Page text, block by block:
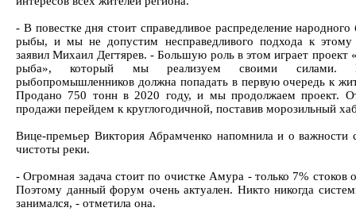
- В повестке дня стоит справедливое распределение народного
рыбы, и мы не допустим несправедливого подхода к этому
заявил Михаил Дегтярев. - Большую роль в этом играет проект
рыба», который мы реализуем своими силами.
рыбопромышленников должна попадать в первую очередь к
Продано 750 тонн в 2020 году, и мы продолжаем проект.
продажи перейдем к круглогодичной, поставив морозильный
Вице-премьер Виктория Абрамченко напомнила и о важности
чистоты реки.
- Огромная задача стоит по очистке Амура - только 7% стоков
Поэтому данный форум очень актуален. Никто никогда
занимался, - отметила она.